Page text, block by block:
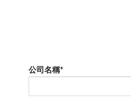
公司名稱*